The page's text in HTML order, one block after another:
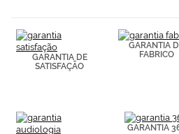
visitadas).
Puedes
consultar más
información en
GARANTIA DE
SATISFAÇÃO
GARANTIA
FABRICO
GARANTIA